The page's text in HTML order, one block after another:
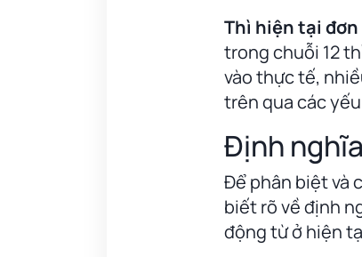
Thì hiện tại
trong chuỗi 12
vào thực tế,
trên qua các
Định
Để phân biệt và
biết rõ về định
động từ ở hiện